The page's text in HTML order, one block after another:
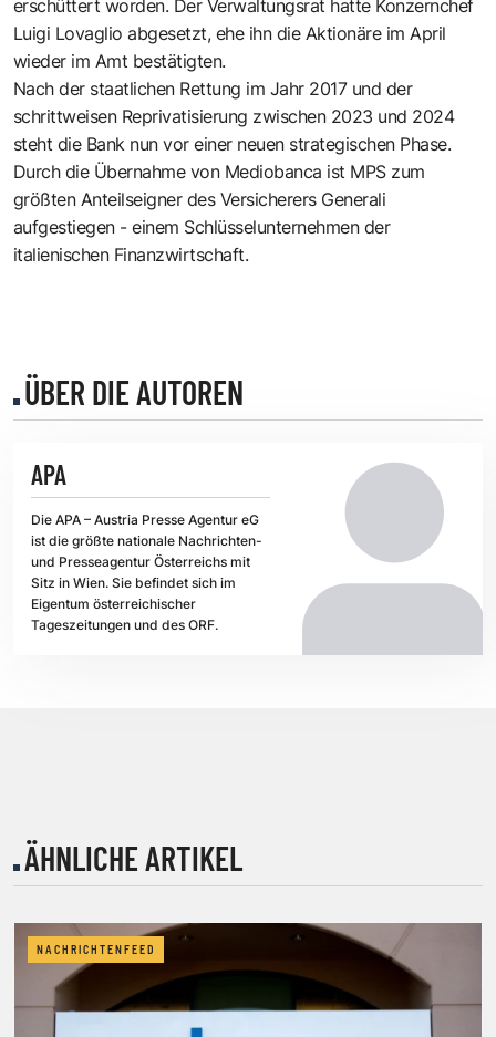
erschüttert worden. Der Verwaltungsrat hatte Konzernchef
Luigi Lovaglio abgesetzt, ehe ihn die Aktionäre im April
wieder im Amt bestätigten.
Nach der staatlichen Rettung im Jahr 2017 und der
schrittweisen Reprivatisierung zwischen 2023 und 2024
steht die Bank nun vor einer neuen strategischen Phase.
Durch die Übernahme von Mediobanca ist MPS zum
größten Anteilseigner des Versicherers Generali
aufgestiegen - einem Schlüsselunternehmen der
italienischen Finanzwirtschaft.
ÜBER DIE AUTOREN
APA
Die APA – Austria Presse Agentur eG
ist die größte nationale Nachrichten-
und Presseagentur Österreichs mit
Sitz in Wien. Sie befindet sich im
Eigentum österreichischer
Tageszeitungen und des ORF.
ÄHNLICHE ARTIKEL
NACHRICHTENFEED